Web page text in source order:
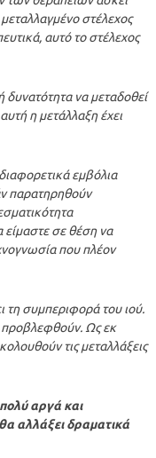
στέλεχος
αυτό το στέλεχος
δυνατότητα να μεταδοθεί
η μετάλλαξη έχει
εμβόλια
παρατηρηθούν
είμαστε σε θέση να
που πλέον
τη συμπεριφορά του ιού.
προβλεφθούν. Ως εκ
τις μεταλλάξεις
αργά και
αλλάξει δραματικά